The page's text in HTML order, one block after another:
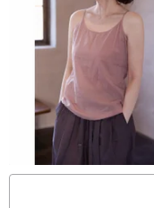
It is recommended to
Please wash light-
avoid fading and staining
Origin/manufacturing
Handmade in Taiwan
Note that all orders are